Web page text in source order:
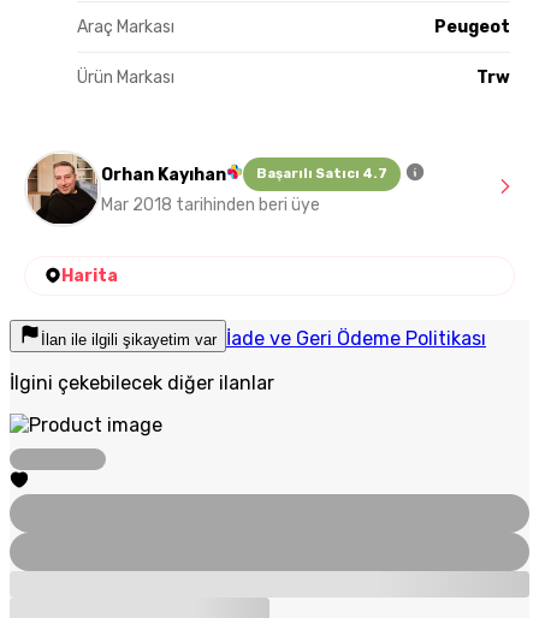
Araç Markası Peugeot
Ürün Markası Trw
Orhan Kayıhan Başarılı Satıcı 4.7
Mar 2018 tarihinden beri üye
Harita
İlan ile ilgili şikayetim var İade ve Geri Ödeme Politikası
İlgini çekebilecek diğer ilanlar